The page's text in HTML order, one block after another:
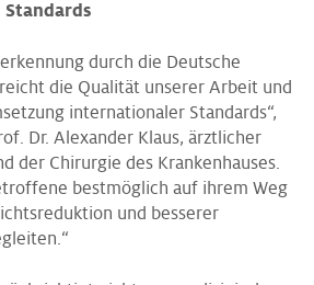
durch die Deutsche
die Qualität unserer Arbeit und
internationaler Standards“,
Dr. Alexander Klaus, ärztlicher
der Chirurgie des Krankenhauses.
bestmöglich auf ihrem Weg
und besserer